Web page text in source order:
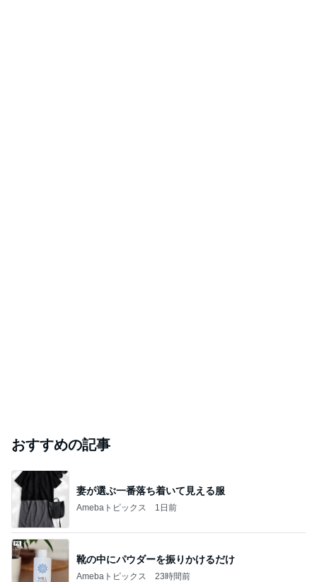
おすすめの記事
妻が選ぶ一番落ち着いて見える服
Amebaトピックス 1日前
靴の中にパウダーを振りかけるだけ
Amebaトピックス 23時間前